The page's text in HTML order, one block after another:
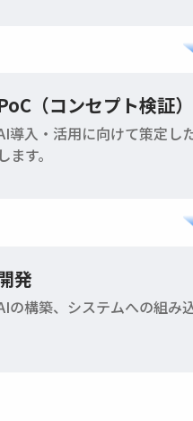
（コンセプト検証）
導入・活用に向けて策定し
ます。
発
の構築、システムへの組み